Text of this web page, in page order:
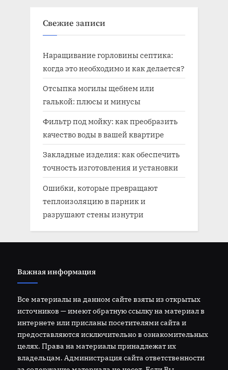
Свежие записи
Наращивание горловины септика:
когда это необходимо и как делается?
Отсыпка могилы щебнем или
галькой: плюсы и минусы
Фильтр под мойку: как преобразить
качество воды в вашей квартире
Закладные изделия: как обеспечить
точность изготовления и установки
Ошибки, которые превращают
теплоизоляцию в парник и
разрушают стены изнутри
Важная информация
Все материалы на данном сайте взяты из открытых
источников — имеют обратную ссылку на материал в
интернете или присланы посетителями сайта и
предоставляются исключительно в ознакомительных
целях. Права на материалы принадлежат их
владельцам. Администрация сайта ответственности